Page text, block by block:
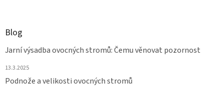
Blog
Jarní výsadba ovocných stromů: Čemu věnovat pozornost
13.3.2025
Podnože a velikosti ovocných stromů